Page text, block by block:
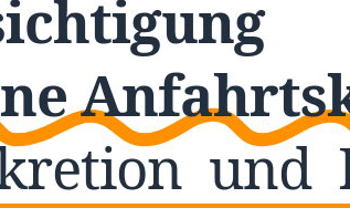
und